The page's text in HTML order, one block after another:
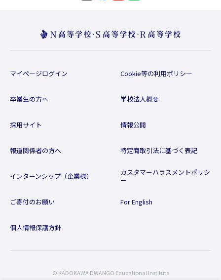
マイページログイン
卒業生の方へ
採用サイト
報道関係者の方へ
インターンシップ（企業様）
ご寄付のお願い
個人情報保護方針
Cookie等の利用ポリシー
学校法人概要
情報公開
特定商取引法に基づく表記
カスタマーハラスメントポリシ
ー
For English
© KADOKAWA DWANGO Educational Institute